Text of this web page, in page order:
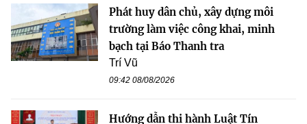
Phát huy dân chủ, xây dựng môi
trường làm việc công khai, minh
bạch tại Báo Thanh tra
Trí Vũ
09:42 08/08/2026
Hướng dẫn thi hành Luật Tín